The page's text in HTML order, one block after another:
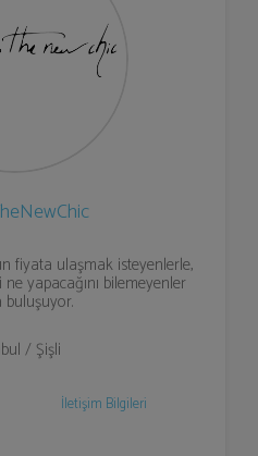
fiyata ulaşmak isteyenlerle,
yapacağını bilemeyenler
buluşuyor.
/ Şişli
İletişim Bilgileri